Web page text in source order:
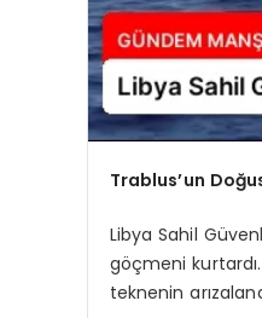
Trablus’un
Libya Sahil
göçmeni
teknenin